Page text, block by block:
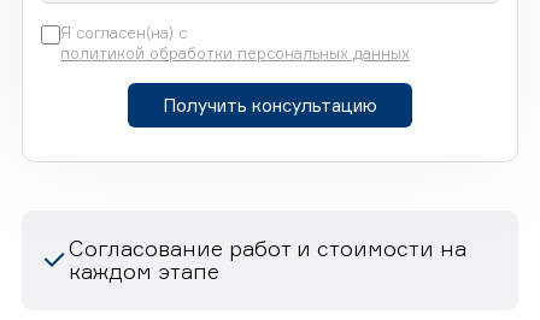
Я согласен(на) с
политикой обработки персональных данных
Получить консультацию
Согласование работ и стоимости на
каждом этапе